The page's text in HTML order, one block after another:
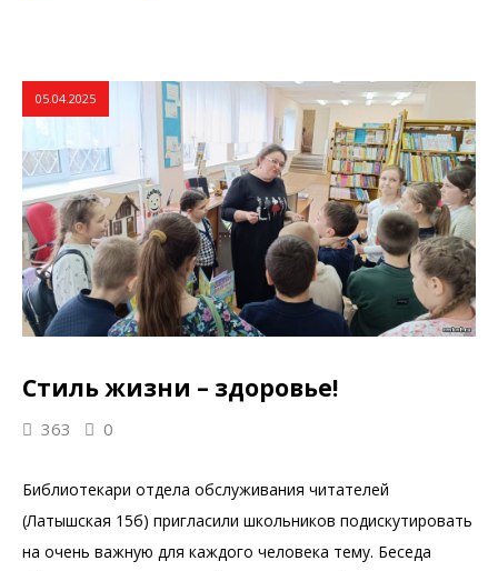
05.04.2025
Стиль жизни – здоровье!
363 0
Библиотекари отдела обслуживания читателей
(Латышская 15б) пригласили школьников подискутировать
на очень важную для каждого человека тему. Беседа